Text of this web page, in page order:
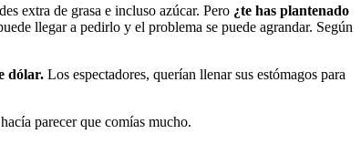
extra de grasa e incluso azúcar. Pero ¿te has plantenado
llegar a pedirlo y el problema se puede agrandar. Según
dólar. Los espectadores, querían llenar sus estómagos para
parecer que comías mucho.